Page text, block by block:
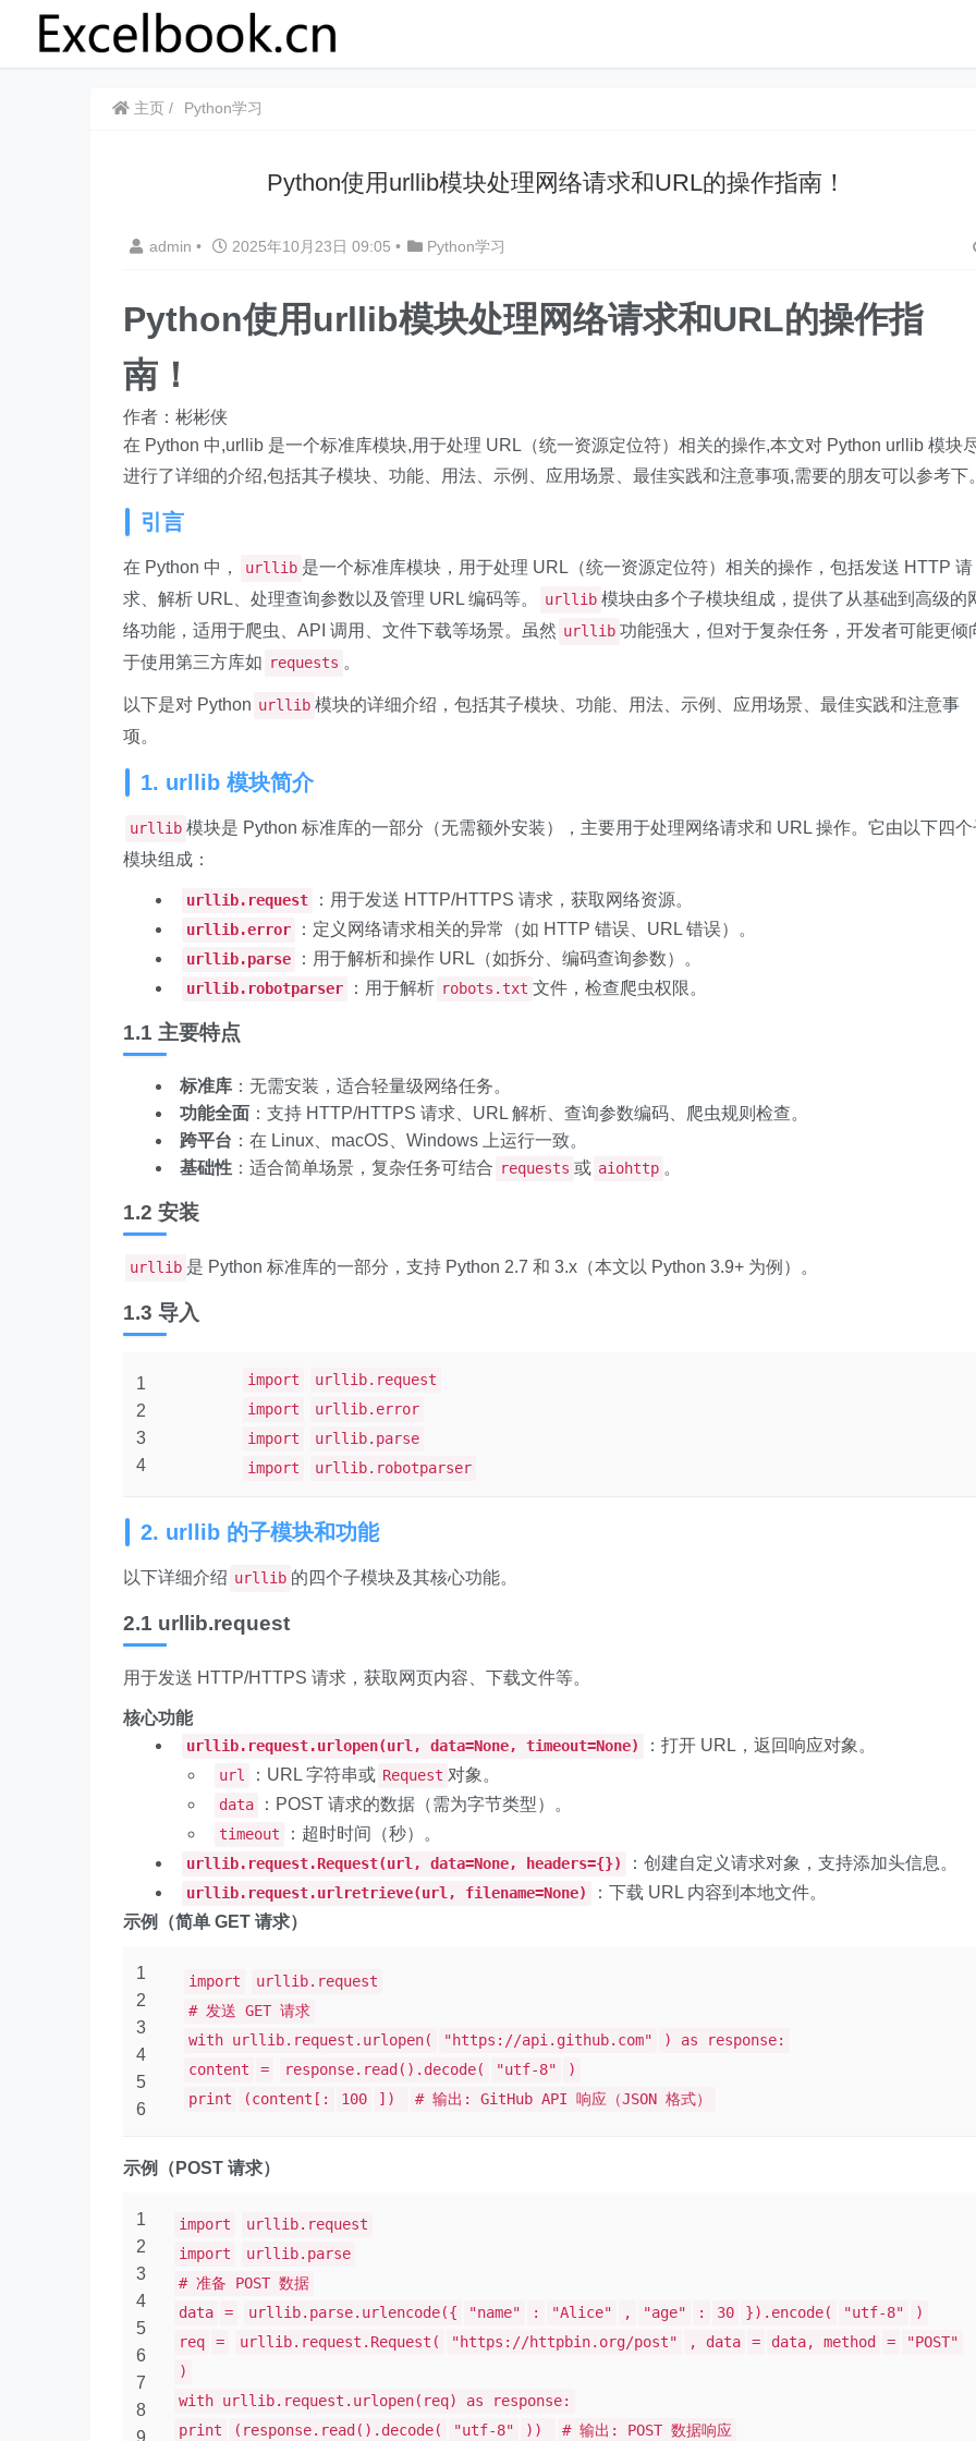
主页 Python学习
Python使用urllib模块处理网络请求和URL的操作指南！
admin • 2025年10月23日 09:05 • Python学习
Python使用urllib模块处理网络请求和URL的操作指
南！
作者：彬彬侠
在 Python 中,urllib 是一个标准库模块,用于处理 URL（统一资源定位符）相关的操作,本文对 Python urllib 模块
进行了详细的介绍,包括其子模块、功能、用法、示例、应用场景、最佳实践和注意事项,需要的朋友可以参考下。
引言
在 Python 中， urllib 是一个标准库模块，用于处理 URL（统一资源定位符）相关的操作，包括发送 HTTP 请
求、解析 URL、处理查询参数以及管理 URL 编码等。
urllib 模块由多个子模块组成，提供了从基础到高级的
络功能，适用于爬虫、API 调用、文件下载等场景。虽然 urllib 功能强大，但对于复杂任务，开发者可能更倾
于使用第三方库如 requests 。
以下是对 Python urllib 模块的详细介绍，包括其子模块、功能、用法、示例、应用场景、最佳实践和注意事
项。
1. urllib 模块简介
urllib 模块是 Python 标准库的一部分（无需额外安装），主要用于处理网络请求和 URL 操作。它由以下四个
模块组成：
urllib.request ：用于发送 HTTP/HTTPS 请求，获取网络资源。
urllib.error ：定义网络请求相关的异常（如 HTTP 错误、URL 错误）。
urllib.parse ：用于解析和操作 URL（如拆分、编码查询参数）。
urllib.robotparser ：用于解析 robots.txt 文件，检查爬虫权限。
1.1 主要特点
标准库 ：无需安装，适合轻量级网络任务。
功能全面 ：支持 HTTP/HTTPS 请求、URL 解析、查询参数编码、爬虫规则检查。
跨平台 ：在 Linux、macOS、Windows 上运行一致。
基础性 ：适合简单场景，复杂任务可结合 requests 或 aiohttp 。
1.2 安装
urllib 是 Python 标准库的一部分，支持 Python 2.7 和 3.x（本文以 Python 3.9+ 为例）。
1.3 导入
1
2
3
4
import
urllib.request
import
urllib.error
import
urllib.parse
import
urllib.robotparser
2. urllib 的子模块和功能
以下详细介绍 urllib 的四个子模块及其核心功能。
2.1 urllib.request
用于发送 HTTP/HTTPS 请求，获取网页内容、下载文件等。
核心功能
urllib.request.urlopen(url, data=None, timeout=None) ：打开 URL，返回响应对象。
url ：URL 字符串或 Request 对象。
data ：POST 请求的数据（需为字节类型）。
timeout ：超时时间（秒）。
urllib.request.Request(url, data=None, headers={}) ：创建自定义请求对象，支持添加头信息。
urllib.request.urlretrieve(url, filename=None)
：下载 URL 内容到本地文件。
示例（简单 GET 请求）
1
2
3
4
5
6
import
urllib.request
# 发送 GET 请求
with urllib.request.urlopen(
"https://api.github.com"
) as response:
content
= response.read().decode( "utf-8"
)
print
(content[: 100 ]) # 输出: GitHub API 响应（JSON 格式）
示例（POST 请求）
1
2
3
4
5
6
7
8
9
import
urllib.request
import
urllib.parse
# 准备 POST 数据
data
= urllib.parse.urlencode({ "name" : "Alice" , "age" : 30 }).encode( "utf-8"
)
req
= urllib.request.Request( "https://httpbin.org/post" , data = data, method =
"POST"
)
with urllib.request.urlopen(req) as response:
print
(response.read().decode( "utf-8" )) # 输出: POST 数据响应